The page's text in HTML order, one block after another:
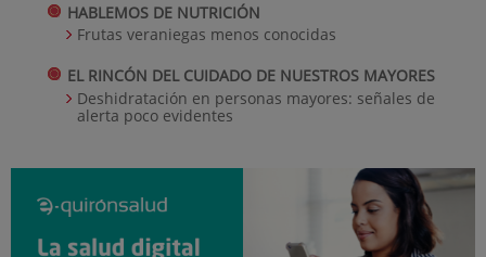
HABLEMOS DE NUTRICIÓN
Frutas veraniegas menos conocidas
EL RINCÓN DEL CUIDADO DE NUESTROS MAYORES
Deshidratación en personas mayores: señales de
alerta poco evidentes